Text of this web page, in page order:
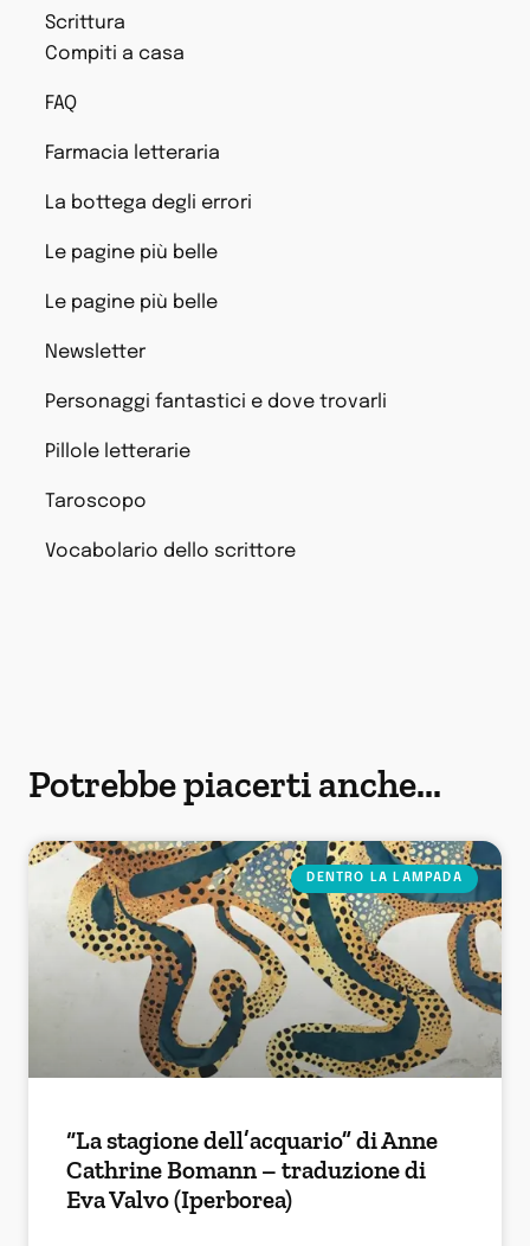
Scrittura
Compiti a casa
FAQ
Farmacia letteraria
La bottega degli errori
Le pagine più belle
Le pagine più belle
Newsletter
Personaggi fantastici e dove trovarli
Pillole letterarie
Taroscopo
Vocabolario dello scrittore
Potrebbe piacerti anche...
DENTRO LA LAMPADA
“La stagione dell’acquario” di Anne
Cathrine Bomann – traduzione di
Eva Valvo (Iperborea)